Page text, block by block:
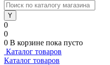
0
0
0 В корзине пока пусто
Каталог товаров
Каталог товаров